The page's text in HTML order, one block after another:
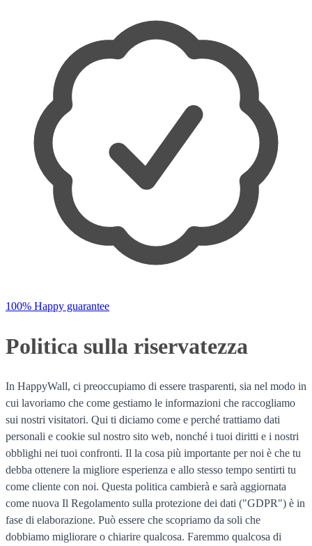
100% Happy guarantee
Politica sulla riservatezza
In HappyWall, ci preoccupiamo di essere trasparenti, sia nel modo in
cui lavoriamo che come gestiamo le informazioni che raccogliamo
sui nostri visitatori. Qui ti diciamo come e perché trattiamo dati
personali e cookie sul nostro sito web, nonché i tuoi diritti e i nostri
obblighi nei tuoi confronti. Il la cosa più importante per noi è che tu
debba ottenere la migliore esperienza e allo stesso tempo sentirti tu
come cliente con noi. Questa politica cambierà e sarà aggiornata
come nuova Il Regolamento sulla protezione dei dati ("GDPR") è in
fase di elaborazione. Può essere che scopriamo da soli che
dobbiamo migliorare o chiarire qualcosa. Faremmo qualcosa di